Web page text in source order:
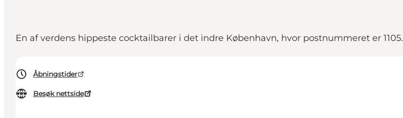
En af verdens hippeste cocktailbarer i det indre København, hvor postnummeret er 1105.
Åbningstider
Besøk nettside